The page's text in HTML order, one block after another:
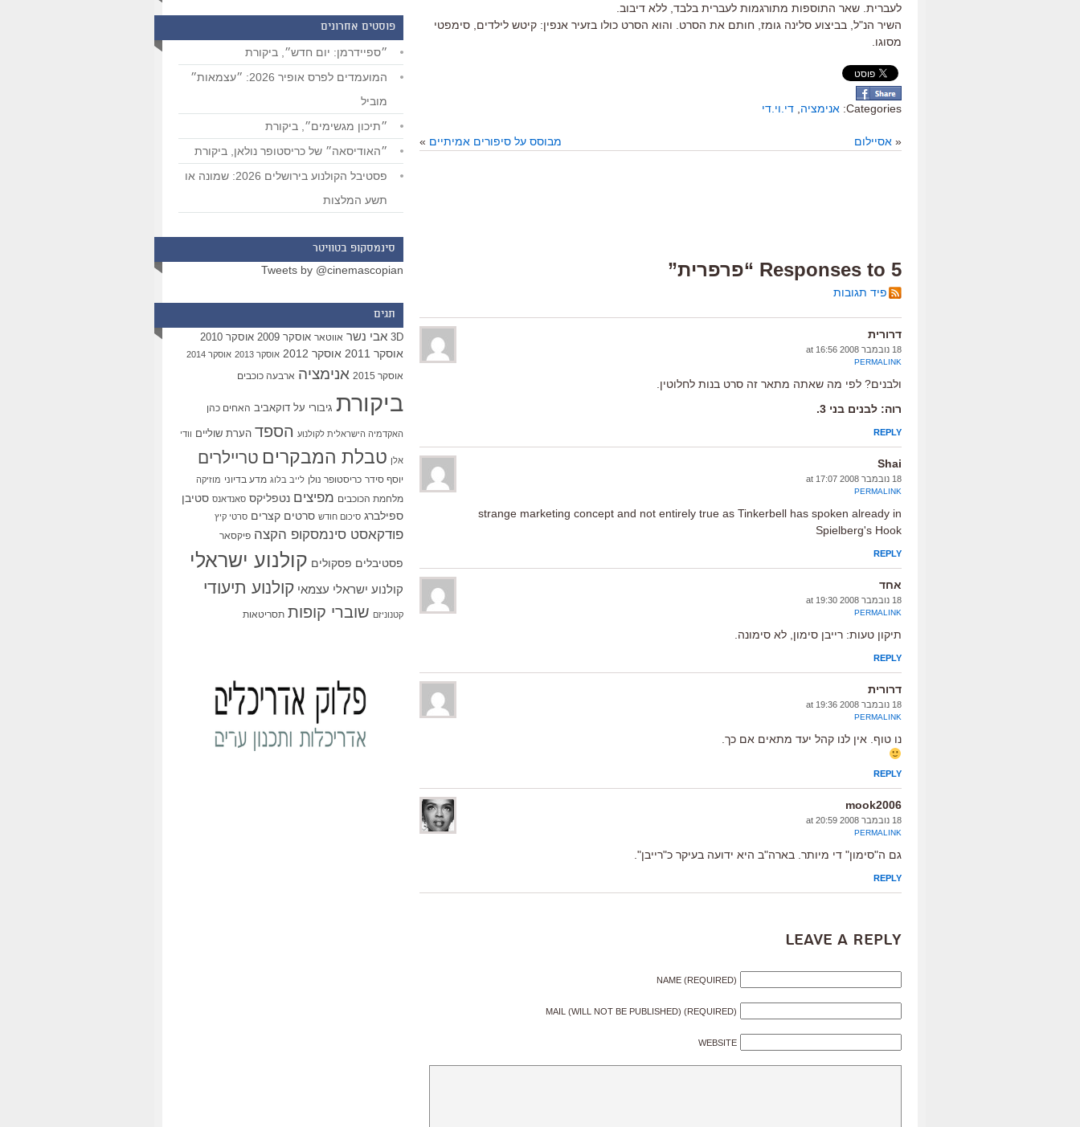
לעברית. שאר התוספות מתורגמות לעברית בלבד, ללא דיבוב.
השיר הנ"ל, בביצוע סלינה גומז, חותם את הסרט. והוא הסרט כולו בזעיר אנפין: קיטש לילדים, סימפטי
מסוגו.
Categories: אנימציה די.וי.די
« אסיילום מבוסס על סיפורים אמיתיים »
5 Responses to “פרפרית”
פיד תגובות
דרורית
18 נובמבר 2008 at 16:56
PERMALINK
ולבנים? לפי מה שאתה מתאר זה סרט בנות לחלוטין.
רוה: לבנים בני 3.
REPLY
Shai
18 נובמבר 2008 at 17:07
PERMALINK
strange marketing concept and not entirely true as Tinkerbell has spoken already in
Spielberg's Hook
REPLY
אחד
18 נובמבר 2008 at 19:30
PERMALINK
תיקון טעות: רייבן סימון, לא סימונה.
REPLY
דרורית
18 נובמבר 2008 at 19:36
PERMALINK
נו טוף. אין לנו קהל יעד מתאים אם כך.
REPLY
mook2006
18 נובמבר 2008 at 20:59
PERMALINK
גם ה"סימון" די מיותר. בארה"ב היא ידועה בעיקר כ"רייבן".
REPLY
Leave a Reply
NAME (REQUIRED)
MAIL (WILL NOT BE PUBLISHED) (REQUIRED)
WEBSITE
פוסטים אחרונים
״ספיידרמן: יום חדש״, ביקורת
המועמדים לפרס אופיר 2026: ״עצמאות״
מוביל
״תיכון מגשימים״, ביקורת
״האודיסאה״ של כריסטופר נולאן, ביקורת
פסטיבל הקולנוע בירושלים 2026: שמונה או
תשע המלצות
סינמסקופ בטוויטר
Tweets by @cinemascopian
תגים
3D אבי נשר אווטאר אוסקר 2009 אוסקר 2010
אוסקר 2011 אוסקר 2012 אוסקר 2013 אוסקר 2014
אוסקר 2015 אנימציה ארבעה כוכבים
ביקורת גיבורי על דוקאביב האחים כהן
האקדמיה הישראלית לקולנוע הספד הערת שוליים וודי
אלן טבלת המבקרים טריילרים
יוסף סידר כריסטופר נולן לייב בלוג מדע בדיוני מוזיקה
מלחמת הכוכבים מפיצים נטפליקס סאנדאנס סטיבן
ספילברג סיכום חודש סרטים קצרים סרטי קיץ
פודקאסט סינמסקופ הקצה פיקסאר
פסטיבלים פסקולים קולנוע ישראלי
קולנוע ישראלי עצמאי קולנוע תיעודי
קטנוניזם שוברי קופות תסריטאות